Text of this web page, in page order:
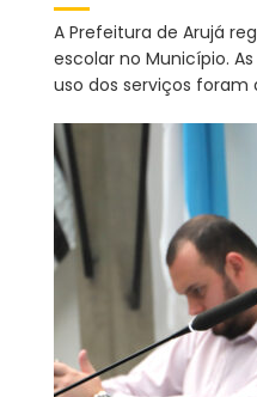
A Prefeitura de Arujá
escolar no Município.
uso dos serviços foram